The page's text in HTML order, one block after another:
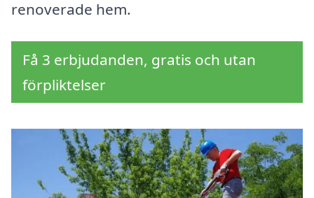
renoverade hem.
Få 3 erbjudanden, gratis och utan
förpliktelser